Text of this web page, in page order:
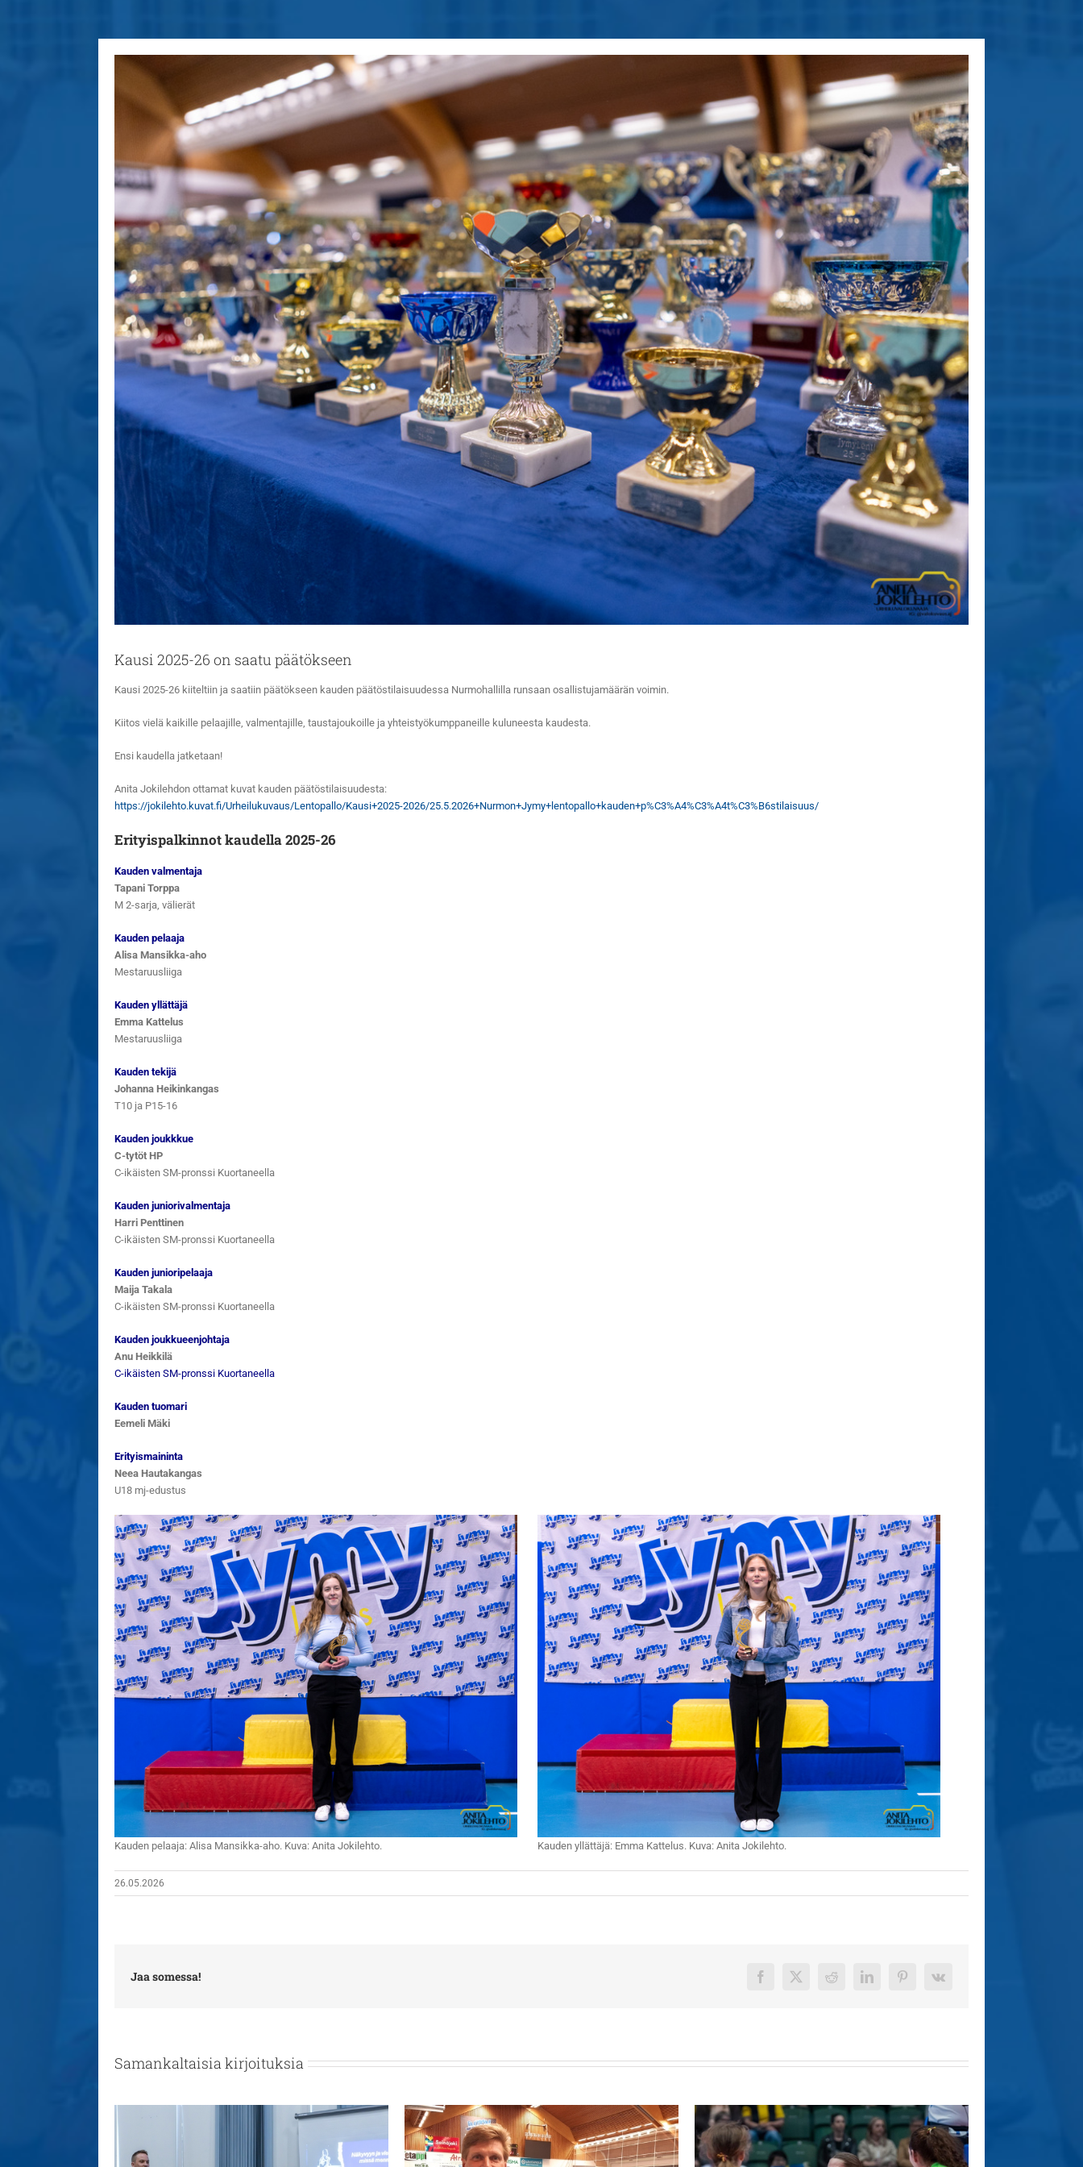
Katso
Kausi 2025-26 on saatu päätökseen
Kausi 2025-26 kiiteltiin ja saatiin päätökseen kauden päätöstilaisuudessa Nurmohallilla runsaan osallistujamäärän voimin.
Kiitos vielä kaikille pelaajille, valmentajille, taustajoukoille ja yhteistyökumppaneille kuluneesta kaudesta.
Ensi kaudella jatketaan!
Anita Jokilehdon ottamat kuvat kauden päätöstilaisuudesta:
https://jokilehto.kuvat.fi/Urheilukuvaus/Lentopallo/Kausi+2025-2026/25.5.2026+Nurmon+Jymy+lentopallo+kauden+p%C3%A4%C3%A4t%C3%B6stilaisuus/
Erityispalkinnot kaudella 2025-26
Kauden valmentaja
Tapani Torppa
M 2-sarja, välierät
Kauden pelaaja
Alisa Mansikka-aho
Mestaruusliiga
Kauden yllättäjä
Emma Kattelus
Mestaruusliiga
Kauden tekijä
Johanna Heikinkangas
T10 ja P15-16
Kauden joukkkue
C-tytöt HP
C-ikäisten SM-pronssi Kuortaneella
Kauden juniorivalmentaja
Harri Penttinen
C-ikäisten SM-pronssi Kuortaneella
Kauden junioripelaaja
Maija Takala
C-ikäisten SM-pronssi Kuortaneella
Kauden joukkueenjohtaja
Anu Heikkilä
C-ikäisten SM-pronssi Kuortaneella
Kauden tuomari
Eemeli Mäki
Erityismaininta
Neea Hautakangas
U18 mj-edustus
Kauden pelaaja: Alisa Mansikka-aho. Kuva: Anita Jokilehto. Kauden yllättäjä: Emma Kattelus. Kuva: Anita Jokilehto.
26.05.2026
Jaa somessa! Facebook
X Reddit LinkedInPinterest
Vk
Samankaltaisia kirjoituksia